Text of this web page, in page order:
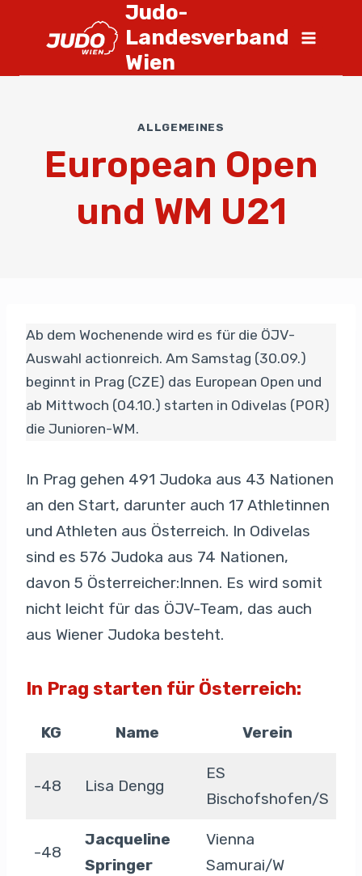
Judo-
Landesverband
Wien
ALLGEMEINES
European Open
und WM U21
Ab dem Wochenende wird es für die ÖJV-
Auswahl actionreich. Am Samstag (30.09.)
beginnt in Prag (CZE) das European Open und
ab Mittwoch (04.10.) starten in Odivelas (POR)
die Junioren-WM.
In Prag gehen 491 Judoka aus 43 Nationen
an den Start, darunter auch 17 Athletinnen
und Athleten aus Österreich. In Odivelas
sind es 576 Judoka aus 74 Nationen,
davon 5 Österreicher:Innen. Es wird somit
nicht leicht für das ÖJV-Team, das auch
aus Wiener Judoka besteht.
In Prag starten für Österreich:
KG Name Verein
-48 Lisa Dengg
ES
Bischofshofen/S
-48
Jacqueline
Springer
Vienna
Samurai/W